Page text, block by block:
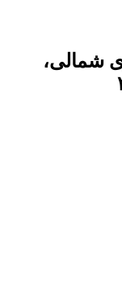
شمالی،